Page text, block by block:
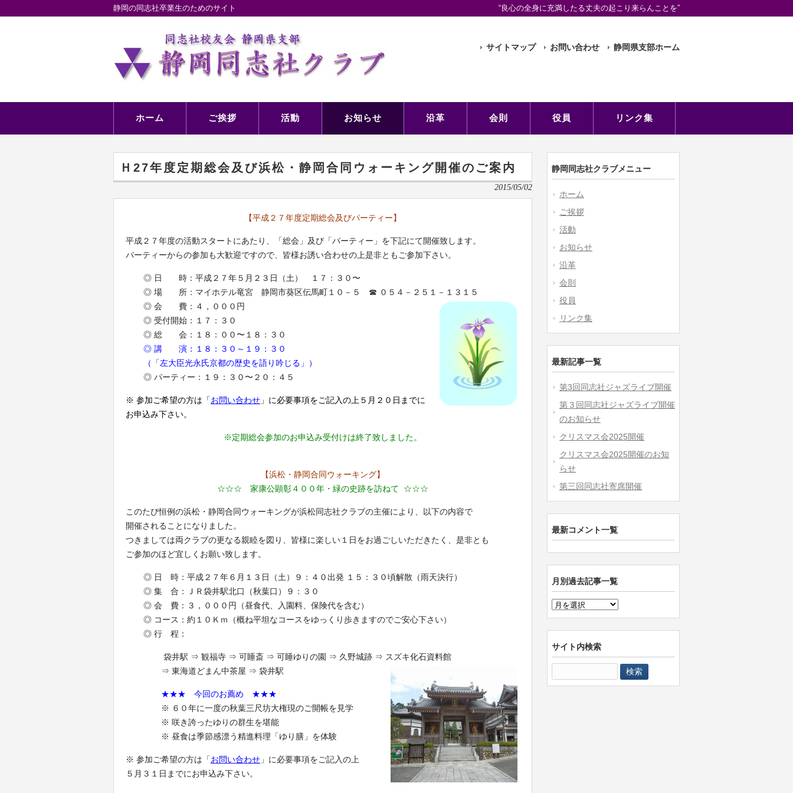
静岡の同志社卒業生のためのサイト “良心の全身に充満したる丈夫の起こり来らんことを”
サイトマップ お問い合わせ 静岡県支部ホーム
ホーム ご挨拶 活動 お知らせ 沿革 会則 役員 リンク集
Ｈ27年度定期総会及び浜松・静岡合同ウォーキング開催のご案内
2015/05/02
【平成２７年度定期総会及びパーティー】
平成２７年度の活動スタートにあたり、「総会」及び「パーティー」を下記にて開催致します。
パーティーからの参加も大歓迎ですので、皆様お誘い合わせの上是非ともご参加下さい。
◎ 日 時：平成２７年５月２３日（土） １７：３０〜
◎ 場 所：マイホテル竜宮 静岡市葵区伝馬町１０－５ ☎ ０５４－２５１－１３１５
◎ 会 費：４，０００円
◎ 受付開始：１７：３０
◎ 総 会：１８：００〜１８：３０
◎ 講 演：１８：３０～１９：３０
（「左大臣光永氏京都の歴史を語り吟じる」）
◎ パーティー：１９：３０〜２０：４５
※ 参加ご希望の方は「お問い合わせ 」に必要事項をご記入の上５月２０日までに
お申込み下さい。
※定期総会参加のお申込み受付けは終了致しました。
【浜松・静岡合同ウォーキング】
☆☆☆ 家康公顕彰４００年・緑の史跡を訪ねて ☆☆☆
このたび恒例の浜松・静岡合同ウォーキングが浜松同志社クラブの主催により、以下の内容で
開催されることになりました。
つきましては両クラブの更なる親睦を図り、皆様に楽しい１日をお過ごしいただきたく、是非とも
ご参加のほど宜しくお願い致します。
◎ 日 時：平成２７年６月１３日（土）９：４０出発 １５：３０頃解散（雨天決行）
◎ 集 合：ＪＲ袋井駅北口（秋葉口）９：３０
◎ 会 費：３，０００円（昼食代、入園料、保険代を含む）
◎ コース：約１０Ｋｍ（概ね平坦なコースをゆっくり歩きますのでご安心下さい）
◎ 行 程：
袋井駅 ⇒ 観福寺 ⇒ 可睡斎 ⇒ 可睡ゆりの園 ⇒ 久野城跡 ⇒ スズキ化石資料館
⇒ 東海道どまん中茶屋 ⇒ 袋井駅
★★★ 今回のお薦め ★★★
※ ６０年に一度の秋葉三尺坊大権現のご開帳を見学
※ 咲き誇ったゆりの群生を堪能
※ 昼食は季節感漂う精進料理「ゆり膳」を体験
※ 参加ご希望の方は「お問い合わせ 」に必要事項をご記入の上
５月３１日までにお申込み下さい。
静岡同志社クラブメニュー
ホーム
ご挨拶
活動
お知らせ
沿革
会則
役員
リンク集
最新記事一覧
第3回同志社ジャズライブ開催
第３回同志社ジャズライブ開催
のお知らせ
クリスマス会2025開催
クリスマス会2025開催のお知
らせ
第三回同志社寄席開催
最新コメント一覧
月別過去記事一覧
月
別
過
去
一
サイト内検索
索: